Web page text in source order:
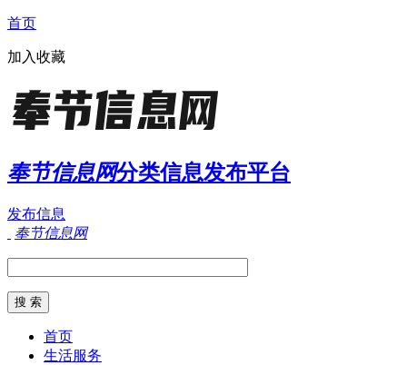
首页
加入收藏
奉节信息网分类信息发布平台
发布信息
奉节信息网
首页
生活服务